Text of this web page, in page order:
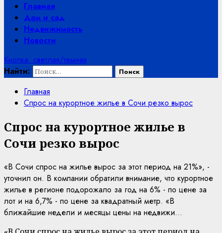
Главная
Дом и сад
Недвижимость
Новости
Кнопка: светлая/темная
Найти:
Главная
Спрос на курортное жилье в Сочи резко вырос
Спрос на курортное жилье в
Сочи резко вырос
«В Сочи спрос на жилье вырос за этот период на 21%», -
уточнил он. В компании обратили внимание, что курортное
жилье в регионе подорожало за год на 6% - по цене за
лот и на 6,7% - по цене за квадратный метр. «В
ближайшие недели и месяцы цены на недвижи...